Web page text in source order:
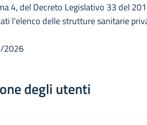
4, del Decreto Legislativo 33 del
l'elenco delle strutture sanitarie
2026
degli utenti